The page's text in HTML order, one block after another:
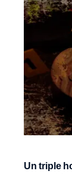
Un triple